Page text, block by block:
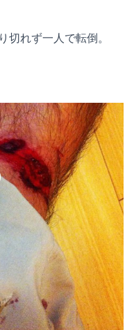
切れず一人で転倒。